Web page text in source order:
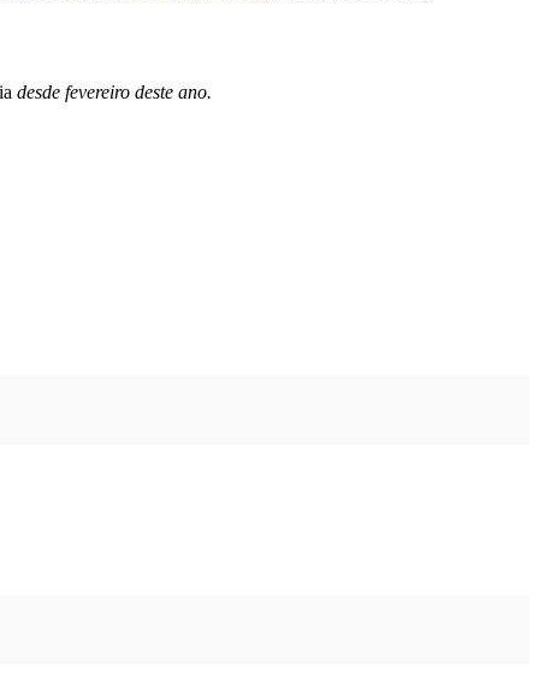
desde fevereiro deste ano.